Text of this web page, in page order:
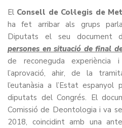
El Consell de Col·legis de
ha fet arribar als grups
Diputats el seu document
persones en situació de final
de reconeguda
l’aprovació, ahir, de la
l’eutanàsia a l’Estat espanyol
diputats del Congrés. El
Comissió de Deontologia i va
2018, coincidint amb una